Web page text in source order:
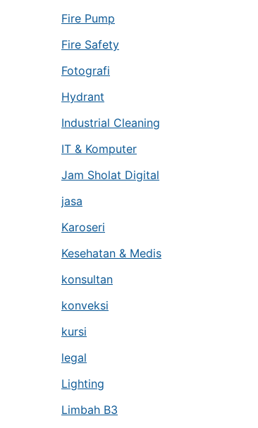
Fire Pump
Fire Safety
Fotografi
Hydrant
Industrial Cleaning
IT & Komputer
Jam Sholat Digital
jasa
Karoseri
Kesehatan & Medis
konsultan
konveksi
kursi
legal
Lighting
Limbah B3